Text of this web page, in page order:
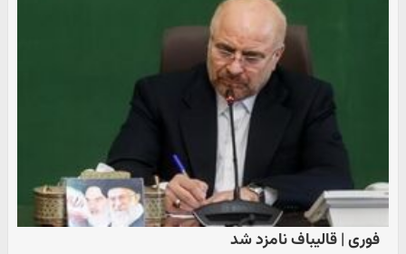
فوری | قالیباف نامزد شد